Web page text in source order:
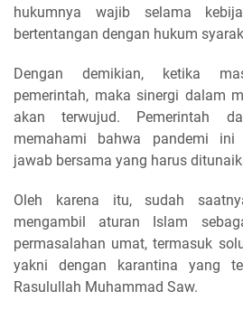
hukumnya wajib selama
bertentangan dengan hukum
Dengan demikian, ketika
pemerintah, maka sinergi dalam
akan terwujud. Pemerintah
memahami bahwa pandemi ini
jawab bersama yang harus
Oleh karena itu, sudah
mengambil aturan Islam
permasalahan umat, termasuk
yakni dengan karantina yang
Rasulullah Muhammad Saw.